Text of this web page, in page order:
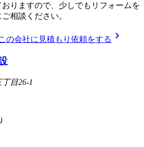
りますので、少しでもリフォームを
相談ください。
の会社に見積もり依頼をする chevron_right
目26-1